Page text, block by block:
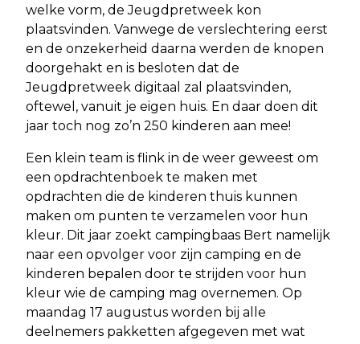
welke vorm, de Jeugdpretweek kon
plaatsvinden. Vanwege de verslechtering eerst
en de onzekerheid daarna werden de knopen
doorgehakt en is besloten dat de
Jeugdpretweek digitaal zal plaatsvinden,
oftewel, vanuit je eigen huis. En daar doen dit
jaar toch nog zo’n 250 kinderen aan mee!
Een klein team is flink in de weer geweest om
een opdrachtenboek te maken met
opdrachten die de kinderen thuis kunnen
maken om punten te verzamelen voor hun
kleur. Dit jaar zoekt campingbaas Bert namelijk
naar een opvolger voor zijn camping en de
kinderen bepalen door te strijden voor hun
kleur wie de camping mag overnemen. Op
maandag 17 augustus worden bij alle
deelnemers pakketten afgegeven met wat